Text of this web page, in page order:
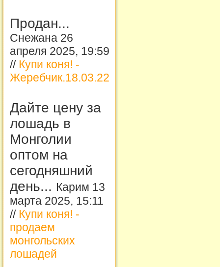
Продан...
Снежана 26
апреля 2025, 19:59
// Купи коня! -
Жеребчик.18.03.22
Дайте цену за
лошадь в
Монголии
оптом на
сегодняшний
день... Карим 13
марта 2025, 15:11
// Купи коня! -
продаем
монгольских
лошадей